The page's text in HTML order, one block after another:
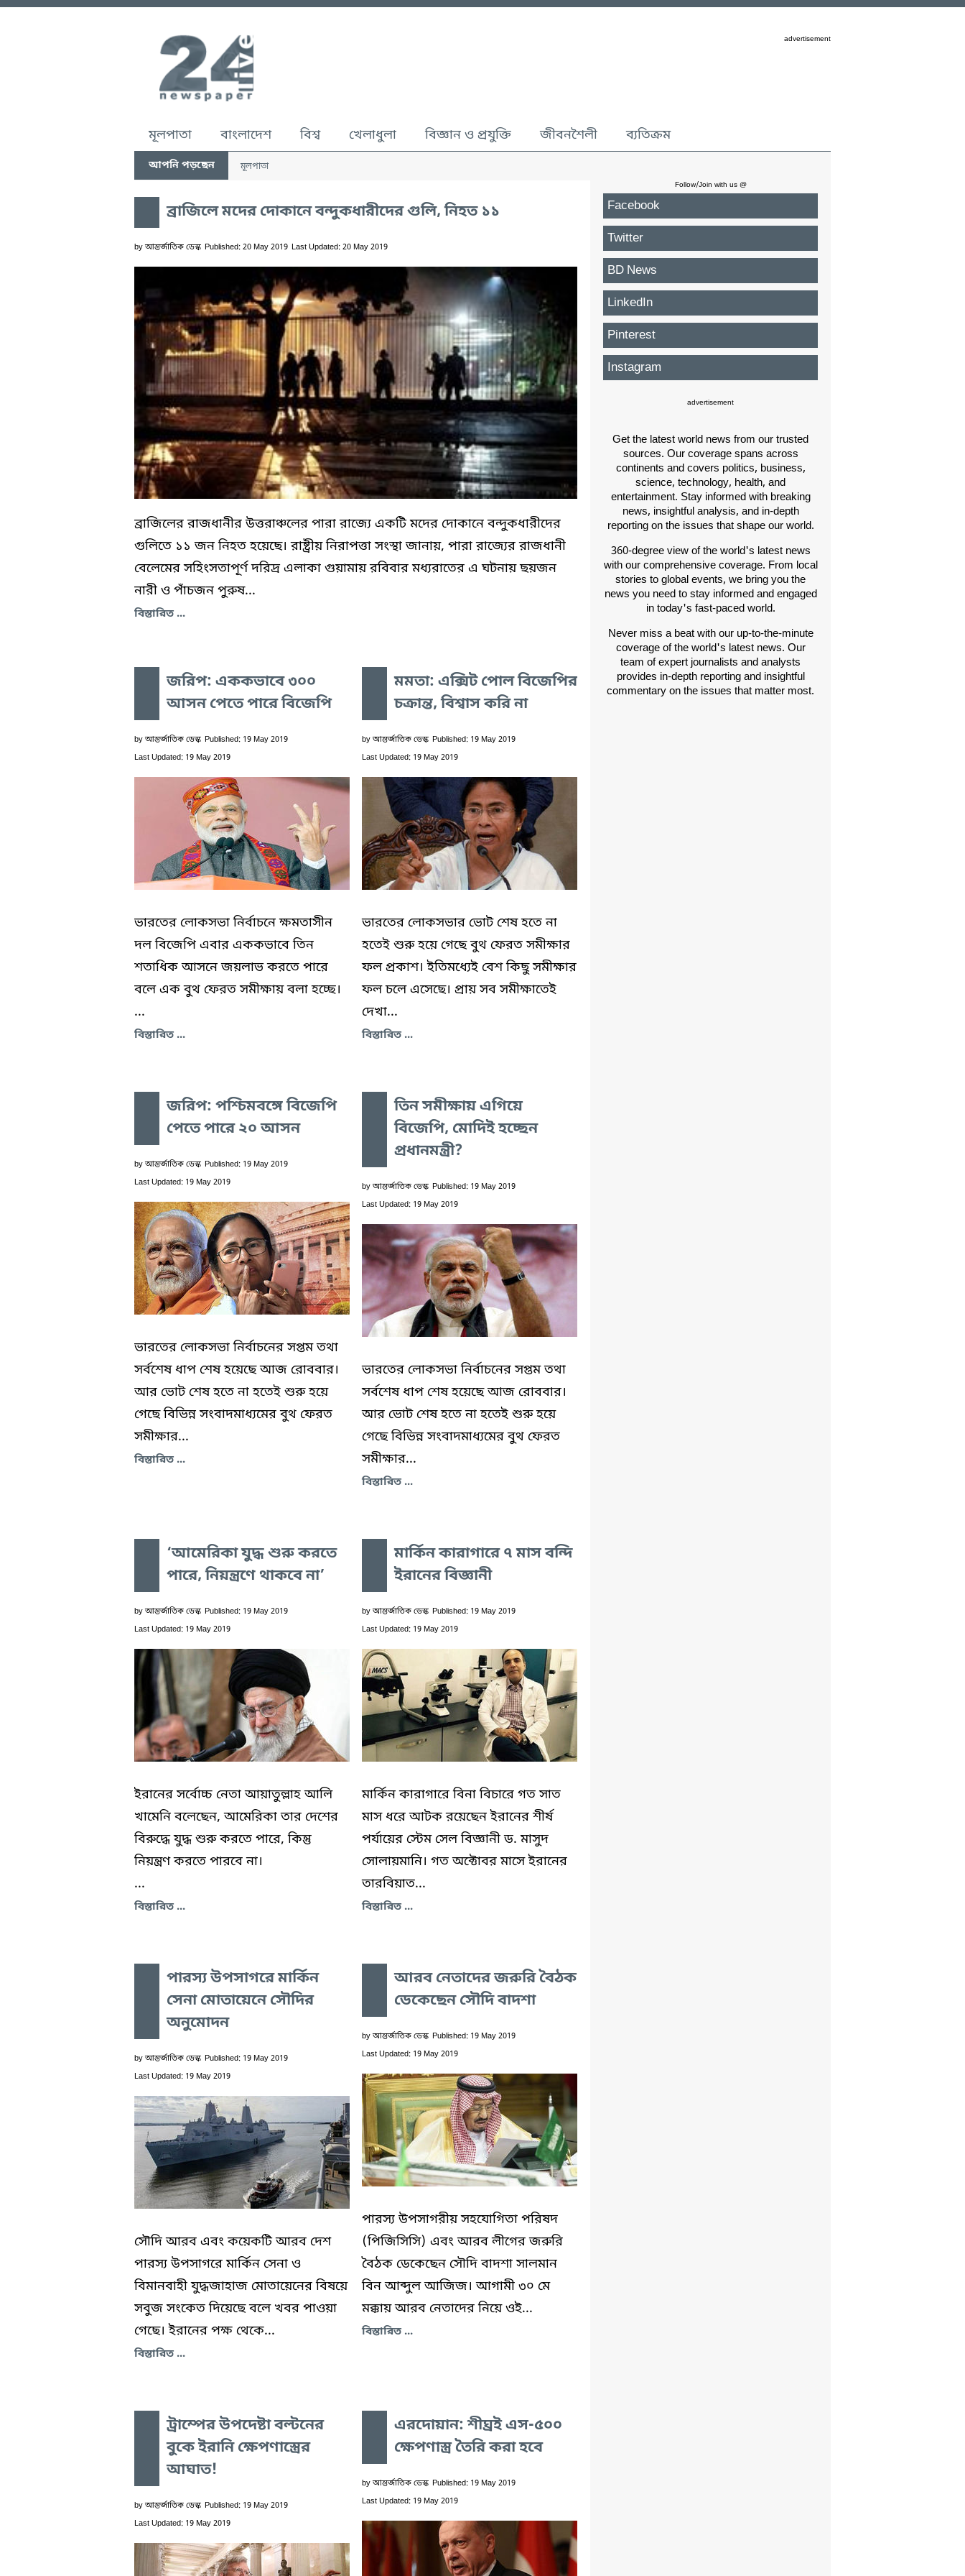
advertisement
মূলপাতা বাংলাদেশ বিশ্ব খেলাধুলা বিজ্ঞান ও প্রযুক্তি জীবনশৈলী ব্যতিক্রম
আপনি পড়ছেন মূলপাতা
ব্রাজিলে মদের দোকানে বন্দুকধারীদের গুলি, নিহত ১১
by আন্তর্জাতিক ডেস্ক Published: 20 May 2019 Last Updated: 20 May 2019
ব্রাজিলের রাজধানীর উত্তরাঞ্চলের পারা রাজ্যে একটি মদের দোকানে বন্দুকধারীদের
গুলিতে ১১ জন নিহত হয়েছে। রাষ্ট্রীয় নিরাপত্তা সংস্থা জানায়, পারা রাজ্যের রাজধানী
বেলেমের সহিংসতাপূর্ণ দরিদ্র এলাকা গুয়ামায় রবিবার মধ্যরাতের এ ঘটনায় ছয়জন
নারী ও পাঁচজন পুরুষ...
বিস্তারিত ...
জরিপ: এককভাবে ৩০০
আসন পেতে পারে বিজেপি
by আন্তর্জাতিক ডেস্ক Published: 19 May 2019
Last Updated: 19 May 2019
ভারতের লোকসভা নির্বাচনে ক্ষমতাসীন
দল বিজেপি এবার এককভাবে তিন
শতাধিক আসনে জয়লাভ করতে পারে
বলে এক বুথ ফেরত সমীক্ষায় বলা হচ্ছে।
...
বিস্তারিত ...
মমতা: এক্সিট পোল বিজেপির
চক্রান্ত, বিশ্বাস করি না
by আন্তর্জাতিক ডেস্ক Published: 19 May 2019
Last Updated: 19 May 2019
ভারতের লোকসভার ভোট শেষ হতে না
হতেই শুরু হয়ে গেছে বুথ ফেরত সমীক্ষার
ফল প্রকাশ। ইতিমধ্যেই বেশ কিছু সমীক্ষার
ফল চলে এসেছে। প্রায় সব সমীক্ষাতেই
দেখা...
বিস্তারিত ...
জরিপ: পশ্চিমবঙ্গে বিজেপি
পেতে পারে ২০ আসন
by আন্তর্জাতিক ডেস্ক Published: 19 May 2019
Last Updated: 19 May 2019
ভারতের লোকসভা নির্বাচনের সপ্তম তথা
সর্বশেষ ধাপ শেষ হয়েছে আজ রোববার।
আর ভোট শেষ হতে না হতেই শুরু হয়ে
গেছে বিভিন্ন সংবাদমাধ্যমের বুথ ফেরত
সমীক্ষার...
বিস্তারিত ...
তিন সমীক্ষায় এগিয়ে
বিজেপি, মোদিই হচ্ছেন
প্রধানমন্ত্রী?
by আন্তর্জাতিক ডেস্ক Published: 19 May 2019
Last Updated: 19 May 2019
ভারতের লোকসভা নির্বাচনের সপ্তম তথা
সর্বশেষ ধাপ শেষ হয়েছে আজ রোববার।
আর ভোট শেষ হতে না হতেই শুরু হয়ে
গেছে বিভিন্ন সংবাদমাধ্যমের বুথ ফেরত
সমীক্ষার...
বিস্তারিত ...
‘আমেরিকা যুদ্ধ শুরু করতে
পারে, নিয়ন্ত্রণে থাকবে না’
by আন্তর্জাতিক ডেস্ক Published: 19 May 2019
Last Updated: 19 May 2019
ইরানের সর্বোচ্চ নেতা আয়াতুল্লাহ আলি
খামেনি বলেছেন, আমেরিকা তার দেশের
বিরুদ্ধে যুদ্ধ শুরু করতে পারে, কিন্তু
নিয়ন্ত্রণ করতে পারবে না।
...
বিস্তারিত ...
মার্কিন কারাগারে ৭ মাস বন্দি
ইরানের বিজ্ঞানী
by আন্তর্জাতিক ডেস্ক Published: 19 May 2019
Last Updated: 19 May 2019
মার্কিন কারাগারে বিনা বিচারে গত সাত
মাস ধরে আটক রয়েছেন ইরানের শীর্ষ
পর্যায়ের স্টেম সেল বিজ্ঞানী ড. মাসুদ
সোলায়মানি। গত অক্টোবর মাসে ইরানের
তারবিয়াত...
বিস্তারিত ...
পারস্য উপসাগরে মার্কিন
সেনা মোতায়েনে সৌদির
অনুমোদন
by আন্তর্জাতিক ডেস্ক Published: 19 May 2019
Last Updated: 19 May 2019
সৌদি আরব এবং কয়েকটি আরব দেশ
পারস্য উপসাগরে মার্কিন সেনা ও
বিমানবাহী যুদ্ধজাহাজ মোতায়েনের বিষয়ে
সবুজ সংকেত দিয়েছে বলে খবর পাওয়া
গেছে। ইরানের পক্ষ থেকে...
বিস্তারিত ...
আরব নেতাদের জরুরি বৈঠক
ডেকেছেন সৌদি বাদশা
by আন্তর্জাতিক ডেস্ক Published: 19 May 2019
Last Updated: 19 May 2019
পারস্য উপসাগরীয় সহযোগিতা পরিষদ
(পিজিসিসি) এবং আরব লীগের জরুরি
বৈঠক ডেকেছেন সৌদি বাদশা সালমান
বিন আব্দুল আজিজ। আগামী ৩০ মে
মক্কায় আরব নেতাদের নিয়ে ওই...
বিস্তারিত ...
ট্রাম্পের উপদেষ্টা বল্টনের
বুকে ইরানি ক্ষেপণাস্ত্রের
আঘাত!
by আন্তর্জাতিক ডেস্ক Published: 19 May 2019
Last Updated: 19 May 2019
এরদোয়ান: শীঘ্রই এস-৫০০
ক্ষেপণাস্ত্র তৈরি করা হবে
by আন্তর্জাতিক ডেস্ক Published: 19 May 2019
Last Updated: 19 May 2019
Follow/Join with us @
Facebook
Twitter
BD News
LinkedIn
Pinterest
Instagram
advertisement
Get the latest world news from our trusted
sources. Our coverage spans across
continents and covers politics, business,
science, technology, health, and
entertainment. Stay informed with breaking
news, insightful analysis, and in-depth
reporting on the issues that shape our world.
360-degree view of the world's latest news
with our comprehensive coverage. From local
stories to global events, we bring you the
news you need to stay informed and engaged
in today's fast-paced world.
Never miss a beat with our up-to-the-minute
coverage of the world's latest news. Our
team of expert journalists and analysts
provides in-depth reporting and insightful
commentary on the issues that matter most.